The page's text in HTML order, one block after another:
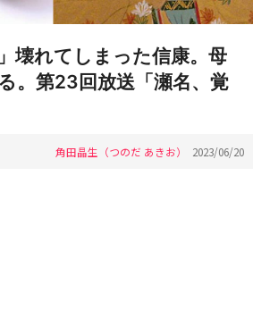
壊れてしまった信康。母
。第23回放送「瀬名、覚
角田晶生（つのだ あきお） 2023/06/20